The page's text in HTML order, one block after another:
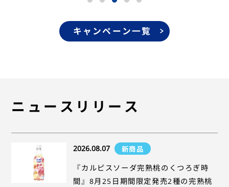
キャンペーン一覧
ニュースリリース
2026.08.07 新商品
『カルピスソーダ完熟桃のくつろぎ時
間』8月25日期間限定発売2種の完熟桃